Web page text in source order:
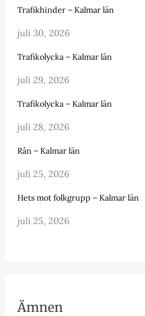
Trafikhinder – Kalmar län
juli 30, 2026
Trafikolycka – Kalmar län
juli 29, 2026
Trafikolycka – Kalmar län
juli 28, 2026
Rån – Kalmar län
juli 25, 2026
Hets mot folkgrupp – Kalmar län
juli 25, 2026
Ämnen